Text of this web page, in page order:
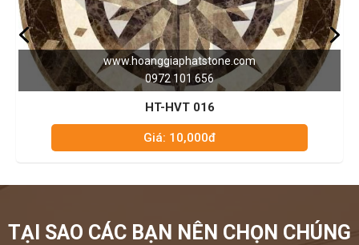
www.hoanggiaphatstone.com
0972 101 656
TẠI SAO CÁC BẠN NÊN CHỌN CHÚNG